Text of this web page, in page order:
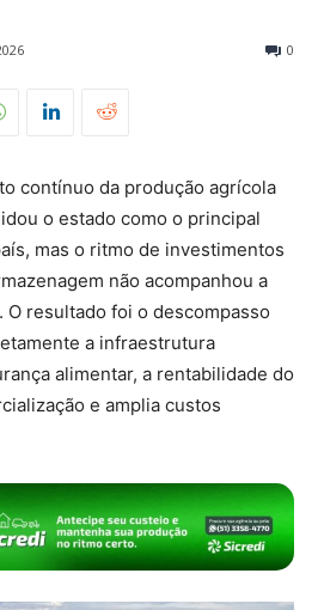
0
contínuo da produção agrícola
o estado como o principal
mas o ritmo de investimentos
não acompanhou a
O resultado foi o descompasso
a infraestrutura
alimentar, a rentabilidade do
e amplia custos